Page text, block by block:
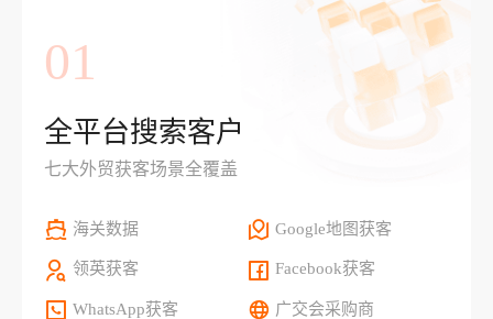
01
全平台搜索客户
七大外贸获客场景全覆盖
海关数据 Google地图获客
领英获客 Facebook获客
WhatsApp获客 广交会采购商